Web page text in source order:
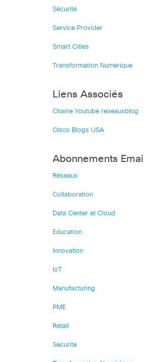
Sécurité
Service Provider
Smart Cities
Transformation Numérique
Liens Associés
Chaîne Youtube reseauxblog
Cisco Blogs USA
Abonnements Email
Réseaux
Collaboration
Data Center et Cloud
Education
Innovation
IoT
Manufacturing
PME
Retail
Sécurité